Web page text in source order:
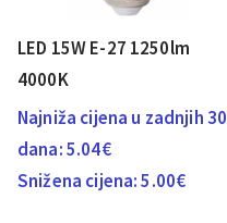
LED 15W E-27 1250lm
4000K
Najniža cijena u zadnjih 30
dana:5.04€
Snižena cijena:5.00€